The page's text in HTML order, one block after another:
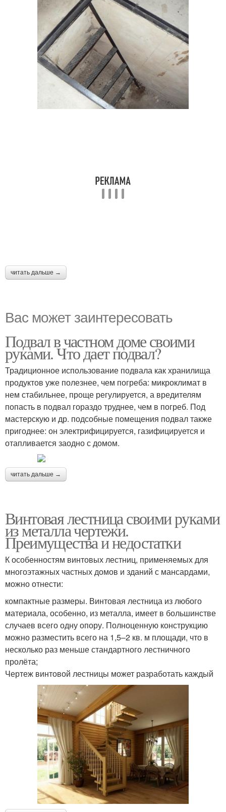
читать дальше →
Вас может заинтересовать
Подвал в частном доме своими
руками. Что дает подвал?
Традиционное использование подвала как хранилища
продуктов уже полезнее, чем погреба: микроклимат в
нем стабильнее, проще регулируется, а вредителям
попасть в подвал гораздо труднее, чем в погреб. Под
мастерскую и др. подсобные помещения подвал также
пригоднее: он электрифицируется, газифицируется и
отапливается заодно с домом.
читать дальше →
Винтовая лестница своими руками
из металла чертежи.
Преимущества и недостатки
К особенностям винтовых лестниц, применяемых для
многоэтажных частных домов и зданий с мансардами,
можно отнести:
компактные размеры. Винтовая лестница из любого
материала, особенно, из металла, имеет в большинстве
случаев всего одну опору. Полноценную конструкцию
можно разместить всего на 1,5–2 кв. м площади, что в
несколько раз меньше стандартного лестничного
пролёта;
Чертеж винтовой лестницы может разработать каждый